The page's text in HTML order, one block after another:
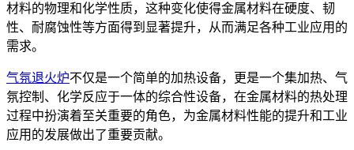
材料的物理和化学性质，这种变化使得金属材料在硬度、韧
性、耐腐蚀性等方面得到显著提升，从而满足各种工业应用的
需求。
气氛退火炉不仅是一个简单的加热设备，更是一个集加热、气
氛控制、化学反应于一体的综合性设备，在金属材料的热处理
过程中扮演着至关重要的角色，为金属材料性能的提升和工业
应用的发展做出了重要贡献。